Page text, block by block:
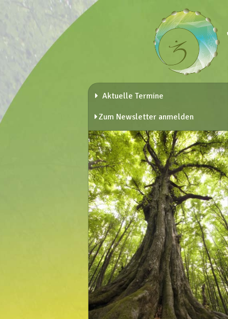
Aktuelle Termine
Zum Newsletter anmelden